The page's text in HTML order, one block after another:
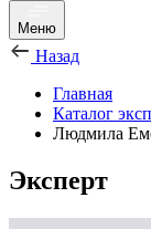
Меню
Назад
Главная
Каталог
Людмила
Эксперт